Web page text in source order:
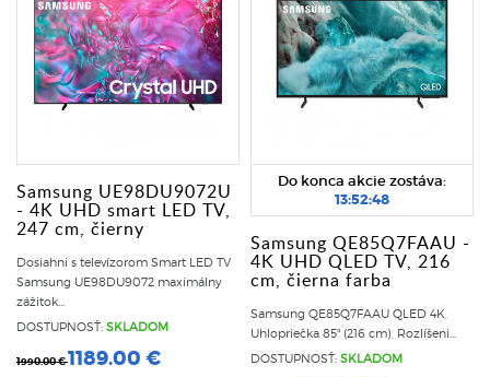
Samsung UE98DU9072U
- 4K UHD smart LED TV,
247 cm, čierny
Dosiahni s televízorom Smart LED TV
Samsung UE98DU9072 maximálny
zážitok...
DOSTUPNOSŤ: SKLADOM
1990.00 €1189.00 €
Do konca akcie zostáva:
13:52:47
Samsung QE85Q7FAAU -
4K UHD QLED TV, 216
cm, čierna farba
Samsung QE85Q7FAAU QLED 4K,
Uhlopriečka 85" (216 cm), Rozlíšeni...
DOSTUPNOSŤ: SKLADOM